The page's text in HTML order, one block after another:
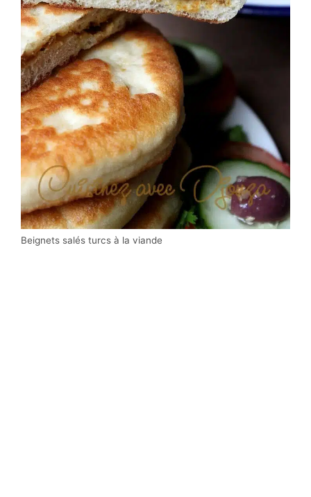
Beignets salés turcs à la viande